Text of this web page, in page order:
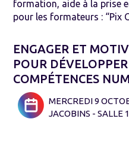
formation, aide à la prise
pour les formateurs : “Pix
ENGAGER ET
POUR
COMPÉTENCES
MERCREDI 9
JACOBINS - SALLE